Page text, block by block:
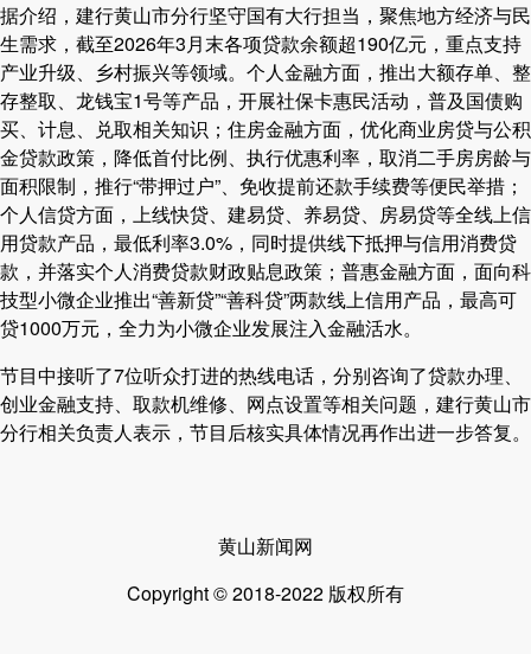
据介绍，建行黄山市分行坚守国有大行担当，聚焦地方经济与民
生需求，截至2026年3月末各项贷款余额超190亿元，重点支持
产业升级、乡村振兴等领域。个人金融方面，推出大额存单、整
存整取、龙钱宝1号等产品，开展社保卡惠民活动，普及国债购
买、计息、兑取相关知识；住房金融方面，优化商业房贷与公积
金贷款政策，降低首付比例、执行优惠利率，取消二手房房龄与
面积限制，推行“带押过户”、免收提前还款手续费等便民举措；
个人信贷方面，上线快贷、建易贷、养易贷、房易贷等全线上信
用贷款产品，最低利率3.0%，同时提供线下抵押与信用消费贷
款，并落实个人消费贷款财政贴息政策；普惠金融方面，面向科
技型小微企业推出“善新贷”“善科贷”两款线上信用产品，最高可
贷1000万元，全力为小微企业发展注入金融活水。
节目中接听了7位听众打进的热线电话，分别咨询了贷款办理、
创业金融支持、取款机维修、网点设置等相关问题，建行黄山市
分行相关负责人表示，节目后核实具体情况再作出进一步答复。
黄山新闻网
Copyright © 2018-2022 版权所有